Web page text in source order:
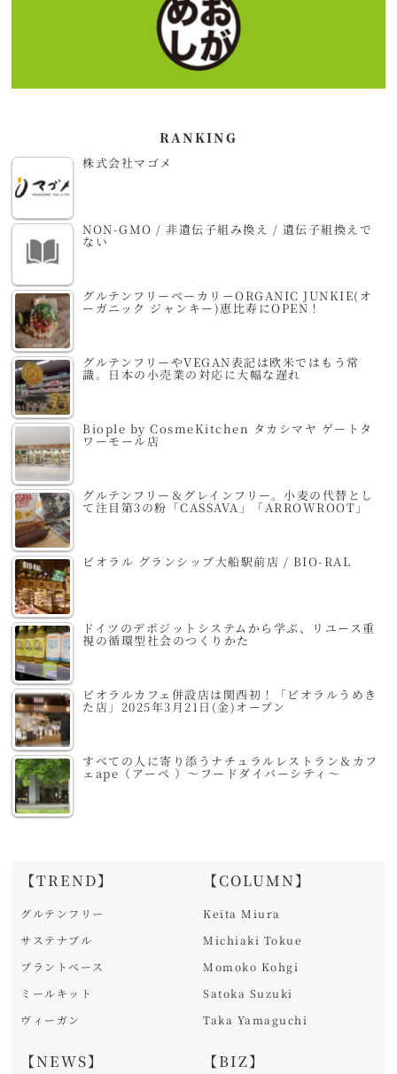
RANKING
株式会社マゴメ
NON-GMO / 非遺伝子組み換え / 遺伝子組換えで
ない
グルテンフリーベーカリーORGANIC JUNKIE(オ
ーガニック ジャンキー)恵比寿にOPEN！
グルテンフリーやVEGAN表記は欧米ではもう常
識。日本の小売業の対応に大幅な遅れ
Biople by CosmeKitchen タカシマヤ ゲートタ
ワーモール店
グルテンフリー＆グレインフリー。小麦の代替とし
て注目第3の粉「CASSAVA」「ARROWROOT」
ビオラル グランシップ大船駅前店 / BIO-RAL
ドイツのデポジットシステムから学ぶ、リユース重
視の循環型社会のつくりかた
ビオラルカフェ併設店は関西初！「ビオラルうめき
た店」2025年3月21日(金)オープン
すべての人に寄り添うナチュラルレストラン＆カフ
ェape（アーペ ）～フードダイバーシティ～
【TREND】
グルテンフリー
サステナブル
プラントベース
ミールキット
ヴィーガン
【NEWS】
【COLUMN】
Keita Miura
Michiaki Tokue
Momoko Kohgi
Satoka Suzuki
Taka Yamaguchi
【BIZ】